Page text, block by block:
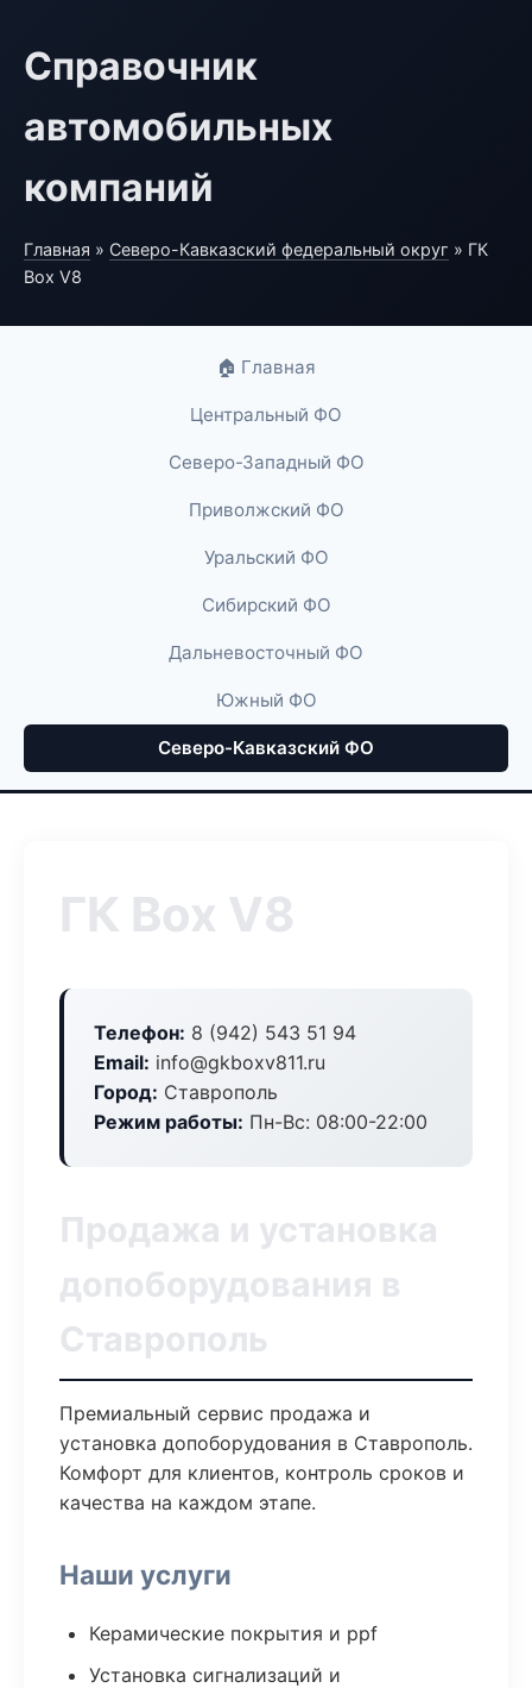
Справочник
автомобильных
компаний
Главная » Северо-Кавказский федеральный округ » ГК
Box V8
🏠 Главная
Центральный ФО
Северо-Западный ФО
Приволжский ФО
Уральский ФО
Сибирский ФО
Дальневосточный ФО
Южный ФО
Северо-Кавказский ФО
ГК Box V8
Телефон: 8 (942) 543 51 94
Email: info@gkboxv811.ru
Город: Ставрополь
Режим работы: Пн-Вс: 08:00-22:00
Продажа и установка
допоборудования в
Ставрополь
Премиальный сервис продажа и
установка допоборудования в Ставрополь.
Комфорт для клиентов, контроль сроков и
качества на каждом этапе.
Наши услуги
Керамические покрытия и ppf
Установка сигнализаций и